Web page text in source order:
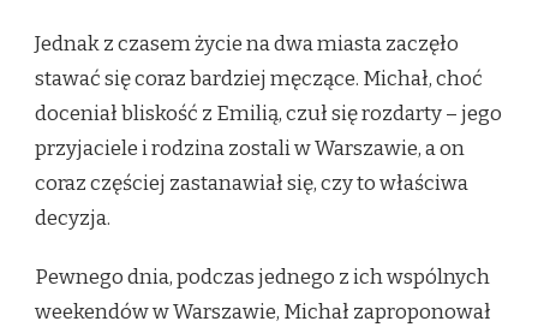
Jednak z czasem życie na dwa miasta zaczęło
stawać się coraz bardziej męczące. Michał, choć
doceniał bliskość z Emilią, czuł się rozdarty – jego
przyjaciele i rodzina zostali w Warszawie, a on
coraz częściej zastanawiał się, czy to właściwa
decyzja.
Pewnego dnia, podczas jednego z ich wspólnych
weekendów w Warszawie, Michał zaproponował